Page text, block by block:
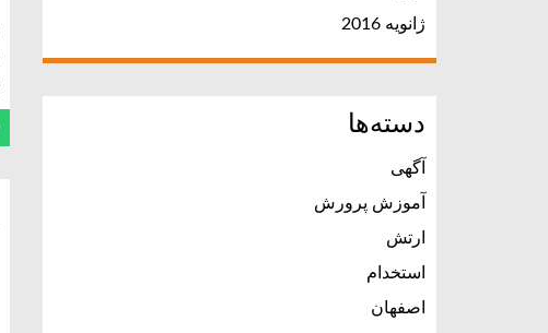
ژانویه 2016
دسته‌ها
آگهی
آموزش پرورش
ارتش
استخدام
اصفهان